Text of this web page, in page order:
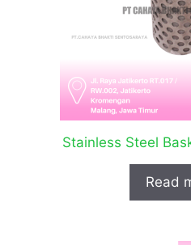
Stainless Steel
Read